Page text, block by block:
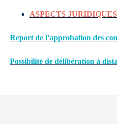
ASPECTS JURIDIQUES
Report de l’approbation des
Possibilité de délibération à